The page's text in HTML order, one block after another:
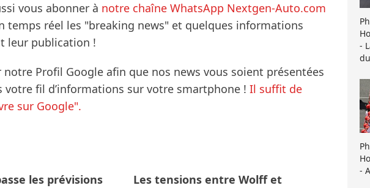
vous abonner à notre chaîne WhatsApp Nextgen-Auto.com
temps réel les "breaking news" et quelques informations
leur publication !
notre Profil Google afin que nos news vous soient présentées
votre fil d’informations sur votre smartphone ! Il suffit de
sur Google".
les prévisions
Les tensions entre Wolff et
-
-